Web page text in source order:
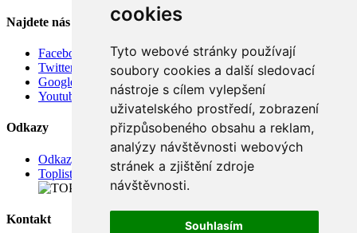
cookies
Tyto webové stránky používají
soubory cookies a další sledovací
nástroje s cílem vylepšení
uživatelského prostředí, zobrazení
přizpůsobeného obsahu a reklam,
analýzy návštěvnosti webových
stránek a zjištění zdroje
návštěvnosti.
Souhlasím
Najdete nás
Facebook
Twitter
Google
Youtube
Odkazy
Odkazy
Toplist
Kontakt